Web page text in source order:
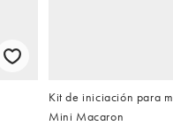
Kit de iniciación para
Mini Macaron